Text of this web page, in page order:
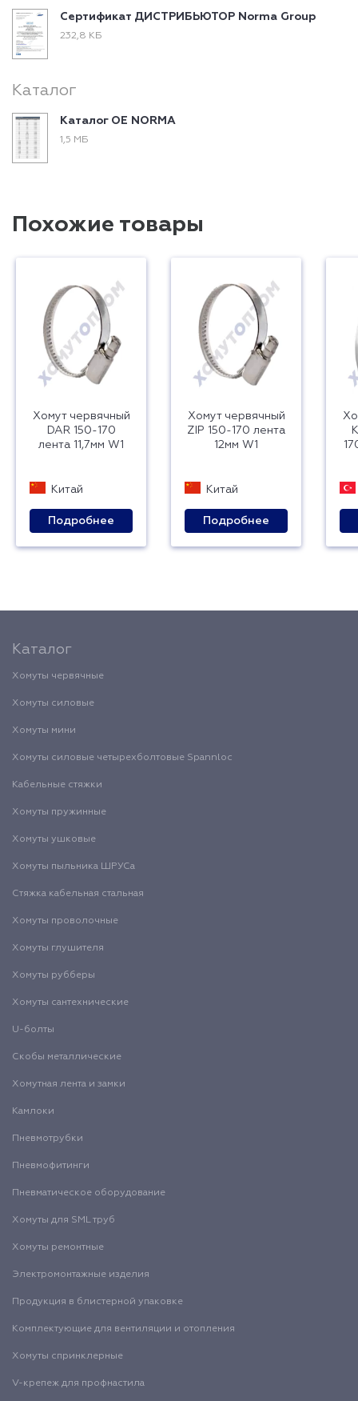
Сертификат ДИСТРИБЬЮТОР Norma Group
232,8 КБ
Каталог
Каталог ОЕ NORMA
1,5 МБ
Похожие товары
Хомут червячный
DAR 150-170
лента 11,7мм W1
Китай
Подробнее
Хомут червячный
ZIP 150-170 лента
12мм W1
Китай
Подробнее
Каталог
Хомуты червячные
Хомуты силовые
Хомуты мини
Хомуты силовые четырехболтовые Spannloc
Кабельные стяжки
Хомуты пружинные
Хомуты ушковые
Хомуты пыльника ШРУСа
Стяжка кабельная стальная
Хомуты проволочные
Хомуты глушителя
Хомуты рубберы
Хомуты сантехнические
U-болты
Скобы металлические
Хомутная лента и замки
Камлоки
Пневмотрубки
Пневмофитинги
Пневматическое оборудование
Хомуты для SML труб
Хомуты ремонтные
Электромонтажные изделия
Продукция в блистерной упаковке
Комплектующие для вентиляции и отопления
Хомуты спринклерные
V-крепеж для профнастила